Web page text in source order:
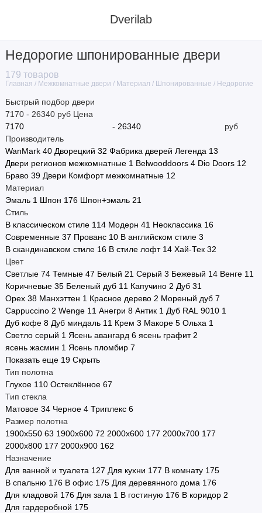
Dverilab
Недорогие шпонированные двери
179 товаров
Главная Межкомнатные двери Материал Шпонированные Недорогие
Материал
Цвет
Назначение
Тип полотна
Производитель
Стоимость
Страна производства
Двери в наличии
Двери по городам
Быстрый подбор двери
7170 - 26340 руб Цена
-
руб
Производитель
WanMark 40 Дворецкий 32 Фабрика дверей Легенда 13
Двери регионов межкомнатные 1 Belwooddoors 4 Dio Doors 12
Браво 39 Двери Комфорт межкомнатные 12
Материал
Эмаль 1 Шпон 176 Шпон+эмаль 21
Стиль
В классическом стиле 114 Модерн 41 Неоклассика 16
Современные 37 Прованс 10 В английском стиле 3
В скандинавском стиле 16 В стиле лофт 14 Хай-Тек 32
Цвет
Светлые 74 Темные 47 Белый 21 Серый 3 Бежевый 14 Венге 11
Коричневые 35 Беленый дуб 11 Капучино 2 Дуб 31
Орех 38 Манхэттен 1 Красное дерево 2 Мореный дуб 7
Cappuccino 2 Wenge 11 Анегри 8 Антик 1 Дуб RAL 9010 1
Дуб кофе 8 Дуб миндаль 11 Крем 3 Макоре 5 Ольха 1
Светло серый 1 Ясень авангард 6 ясень графит 2
ясень жасмин 1 Ясень пломбир 7
Показать еще 19 Скрыть
Тип полотна
Глухое 110 Остеклённое 67
Тип стекла
Матовое 34 Черное 4 Триплекс 6
Размер полотна
1900х550 63 1900х600 72 2000х600 177 2000х700 177
2000х800 177 2000х900 162
Назначение
Для ванной и туалета 127 Для кухни 177 В комнату 175
В спальню 176 В офис 175 Для деревянного дома 176
Для кладовой 176 Для зала 1 В гостиную 176 В коридор 2
Для гардеробной 175